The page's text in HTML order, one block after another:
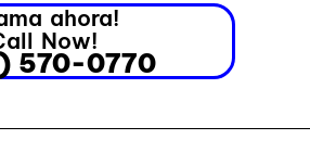
ahora!
Now!
570-0770